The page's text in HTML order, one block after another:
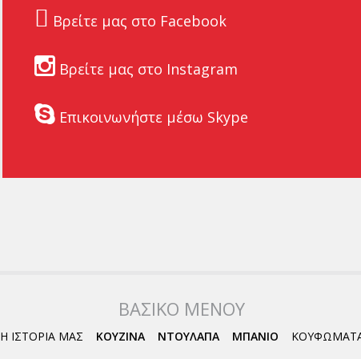
Βρείτε μας στο Facebook
Βρείτε μας στο Instagram
Επικοινωνήστε μέσω Skype
ΒΑΣΙΚΟ ΜΕΝΟΥ
Η ΙΣΤΟΡΙΑ ΜΑΣ ΚΟΥΖΙΝΑ ΝΤΟΥΛΑΠΑ ΜΠΑΝΙΟ